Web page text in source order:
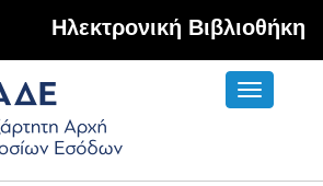
Hλεκτρονική Βιβλιοθήκη
Toggle